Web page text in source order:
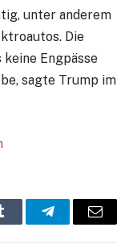
unter anderem
Die
Engpässe
sagte Trump im
Tumblr TelegramE-